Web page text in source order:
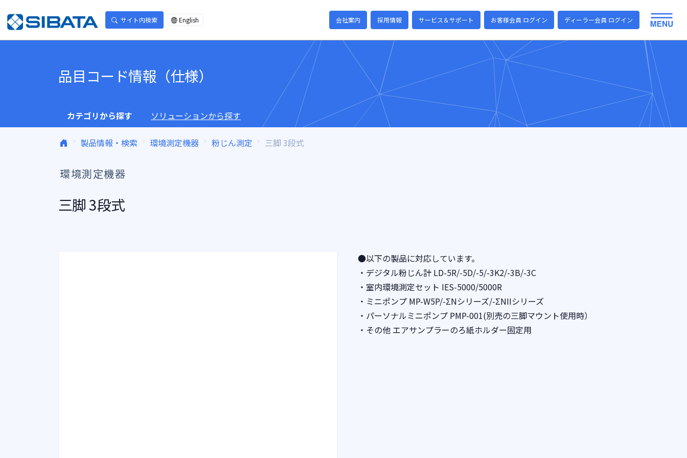
サイト内検索 English 会社案内 採用情報 サービス＆サポート お客様会員 ログイン ディーラー会員 ログイン
品目コード情報（仕様）
カテゴリから探す ソリューションから探す
製品情報・検索 環境測定機器 粉じん測定 三脚 3段式
環境測定機器
三脚 3段式
●以下の製品に対応しています。
・デジタル粉じん計 LD-5R/-5D/-5/-3K2/-3B/-3C
・室内環境測定セット IES-5000/5000R
・ミニポンプ MP-W5P/-ΣNシリーズ/-ΣNIIシリーズ
・パーソナルミニポンプ PMP-001(別売の三脚マウント使用時）
・その他 エアサンプラーのろ紙ホルダー固定用